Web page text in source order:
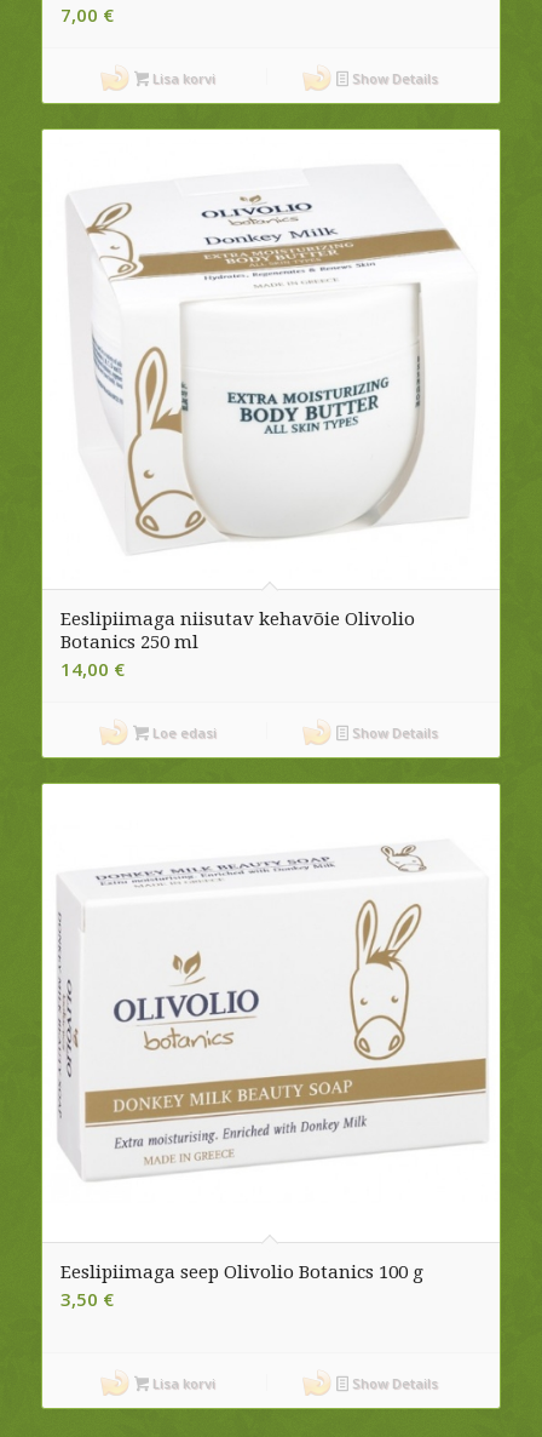
7,00 €
Lisa korvi Show Details
Eeslipiimaga niisutav kehavõie Olivolio
Botanics 250 ml
14,00 €
Loe edasi Show Details
Eeslipiimaga seep Olivolio Botanics 100 g
3,50 €
Lisa korvi Show Details